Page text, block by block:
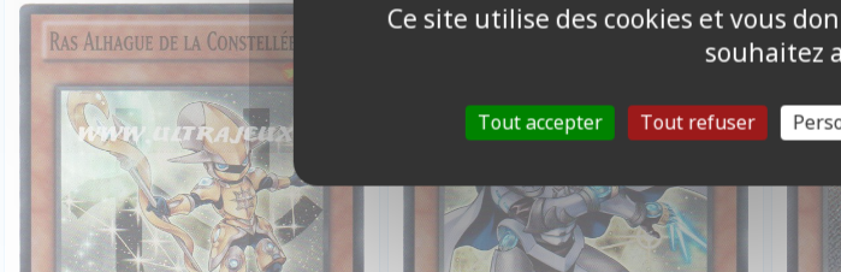
Ce site utilise des cookies et vous
souhaitez
Tout accepter Tout refuser